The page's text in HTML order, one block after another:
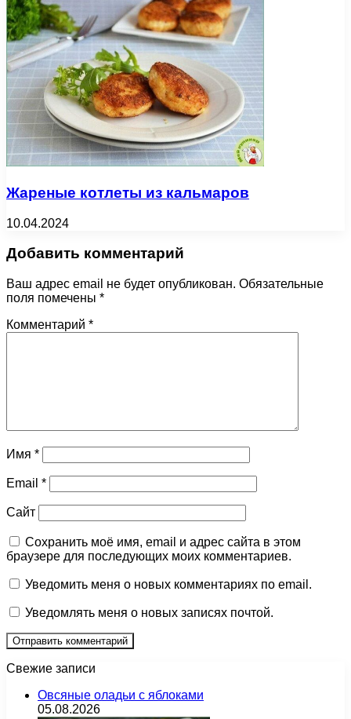
Жареные котлеты из кальмаров
10.04.2024
Добавить комментарий
Ваш адрес email не будет опубликован. Обязательные
поля помечены *
Комментарий *
Имя *
Email *
Сайт
Сохранить моё имя, email и адрес сайта в этом
браузере для последующих моих комментариев.
Уведомить меня о новых комментариях по email.
Уведомлять меня о новых записях почтой.
Свежие записи
Овсяные оладьи с яблоками
05.08.2026